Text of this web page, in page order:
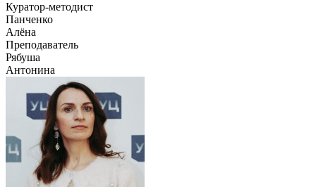
Куратор-методист
Панченко
Алёна
Преподаватель
Рябуша
Антонина